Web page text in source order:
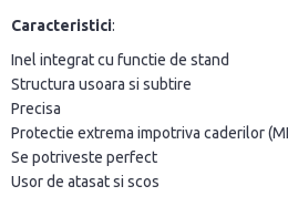
Caracteristici:
Inel integrat cu functie de stand
Structura usoara si subtire
Precisa
Protectie extrema impotriva caderilor
Se potriveste perfect
Usor de atasat si scos